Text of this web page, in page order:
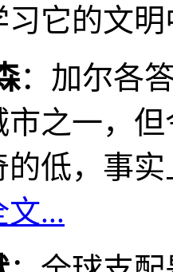
习它的文
：加尔各
市之一，
的低，事
文...